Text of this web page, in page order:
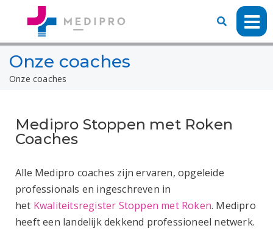
Onze coaches
Onze coaches
Medipro Stoppen met Roken
Coaches
Alle Medipro coaches zijn ervaren, opgeleide
professionals en ingeschreven in
het Kwaliteitsregister Stoppen met Roken. Medipro
heeft een landelijk dekkend professioneel netwerk.